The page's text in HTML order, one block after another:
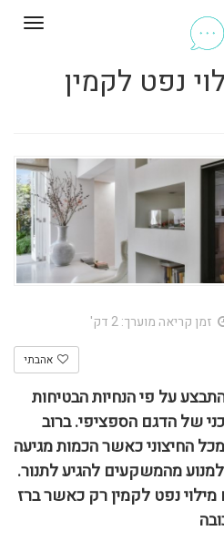
נפט לקמין
זמן קריאה מוערך: 2 דק'
אהבתי
על פי הנחיות הבטיחות
של הדגם הספציפי. ברוב
החיצוני כאשר הכמות מגיעה
מהמשקעים להגיע לתנור.
נפט לקמין רק כאשר ברז